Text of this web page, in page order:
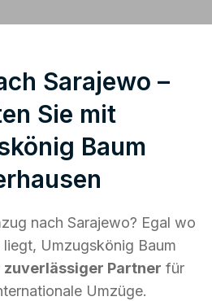
Sarajewo –
Sie mit
Baum
nach Sarajewo? Egal wo
Umzugskönig Baum
zuverlässiger Partner für
Umzüge.